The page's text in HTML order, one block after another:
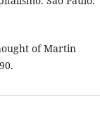
of Martin